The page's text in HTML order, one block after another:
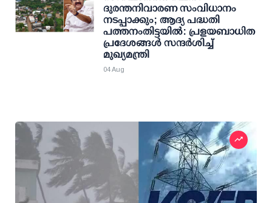
ദുരന്തനിവാരണ സംവിധാനം
നടപ്പാക്കും; ആദ്യ പദ്ധതി
പത്തനംതിട്ടയില്‍: പ്രളയബാധിത
പ്രദേശങ്ങള്‍ സന്ദര്‍ശിച്ച്
മുഖ്യമന്ത്രി
04 Aug